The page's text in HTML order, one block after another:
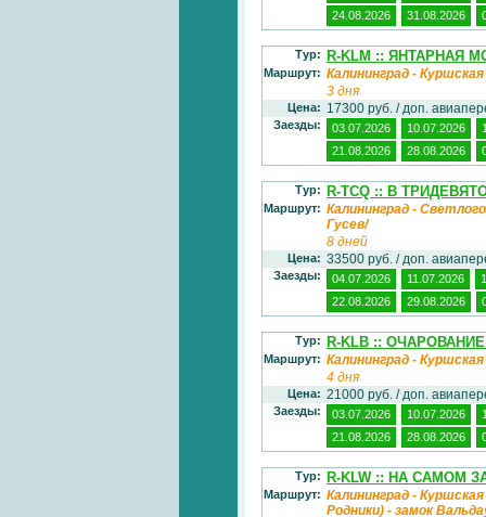
24.08.2026
31.08.2026
Тур: R-KLM :: ЯНТАРНАЯ
Маршрут: Калининград -
3 дня
Цена: 17300 руб. / доп.
Заезды: 03.07.2026 10.07.2026
21.08.2026
28.08.2026
Тур: R-TCQ :: В
Маршрут: Калининград -
Гусев/
8 дней
Цена: 33500 руб. / доп.
Заезды: 04.07.2026 11.07.2026
22.08.2026
29.08.2026
Тур: R-KLB :: ОЧАРОВАНИЕ
Маршрут: Калининград -
4 дня
Цена: 21000 руб. / доп.
Заезды: 03.07.2026 10.07.2026
21.08.2026
28.08.2026
Тур: R-KLW :: НА САМОМ
Маршрут: Калининград -
Родники) - замок